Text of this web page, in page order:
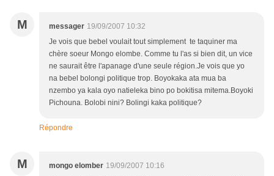
M messager 19/09/2007 10:32
Je vois que bebel voulait tout simplement te taquiner ma
chère soeur Mongo elombe. Comme tu l'as si bien dit, un vice
ne saurait être l'apanage d'une seule région.Je vois que yo
na bebel bolongi politique trop. Boyokaka ata mua ba
nzembo ya kala oyo natieleka bino po bokitisa mitema.Boyoki
Pichouna. Bolobi nini? Bolingi kaka politique?
Répondre
M mongo elomber 19/09/2007 10:16